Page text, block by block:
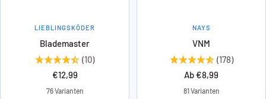
LIEBLINGSKÖDER
Blademaster
(10)
Angebotspreis
€12,99
76 Varianten
NAYS
VNM
(178)
Angebotspreis
Ab €8,99
81 Varianten